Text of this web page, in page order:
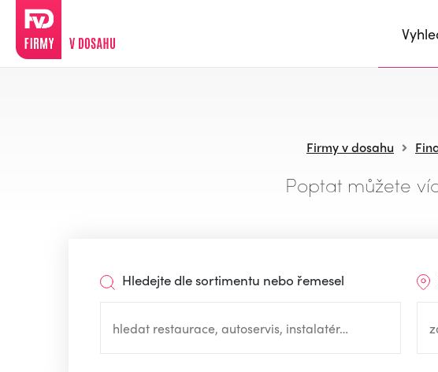
Firmy v dosahu
Poptat můžete
Hledejte dle sortimentu nebo řemesel